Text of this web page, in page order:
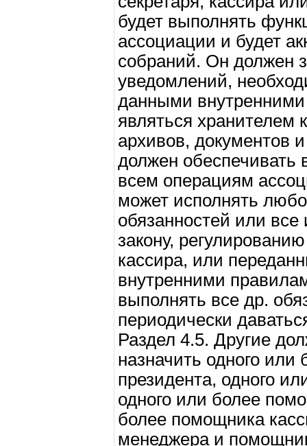
будет выполнять
ассоциации и будет
собраний. Он должен
уведомлений,
данными
являться хранителем
архивов, документов
должен обеспечивать
всем операциям
может исполнять
обязанностей или
закону,
кассира, или
внутренними
выполнять все др.
периодически
Раздел 4.5. Другие
назначить одного или
президента, одного
одного или более
более помощника
менеджера и